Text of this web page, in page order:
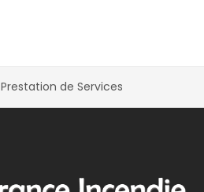
Prestation de Services